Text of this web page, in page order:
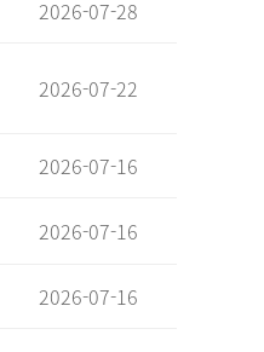
2026-07-28
2026-07-22
2026-07-16
2026-07-16
2026-07-16